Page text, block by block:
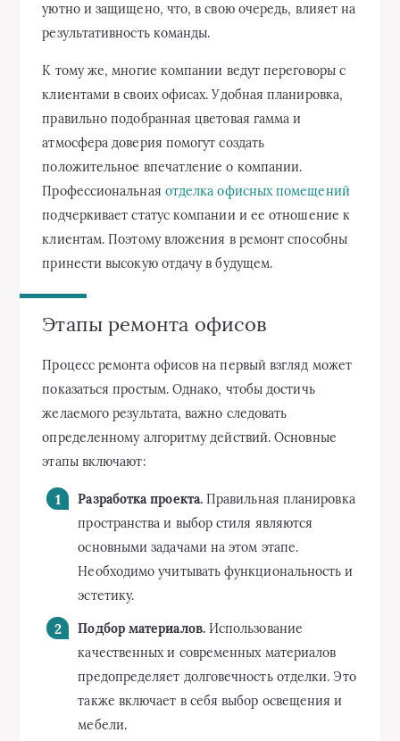
уютно и защищено, что, в свою очередь, влияет на
результативность команды.
К тому же, многие компании ведут переговоры с
клиентами в своих офисах. Удобная планировка,
правильно подобранная цветовая гамма и
атмосфера доверия помогут создать
положительное впечатление о компании.
Профессиональная отделка офисных помещений
подчеркивает статус компании и ее отношение к
клиентам. Поэтому вложения в ремонт способны
принести высокую отдачу в будущем.
Этапы ремонта офисов
Процесс ремонта офисов на первый взгляд может
показаться простым. Однако, чтобы достичь
желаемого результата, важно следовать
определенному алгоритму действий. Основные
этапы включают:
Разработка проекта.Правильная планировка
пространства и выбор стиля являются
основными задачами на этом этапе.
Необходимо учитывать функциональность и
эстетику.
Подбор материалов.Использование
качественных и современных материалов
предопределяет долговечность отделки. Это
также включает в себя выбор освещения и
мебели.